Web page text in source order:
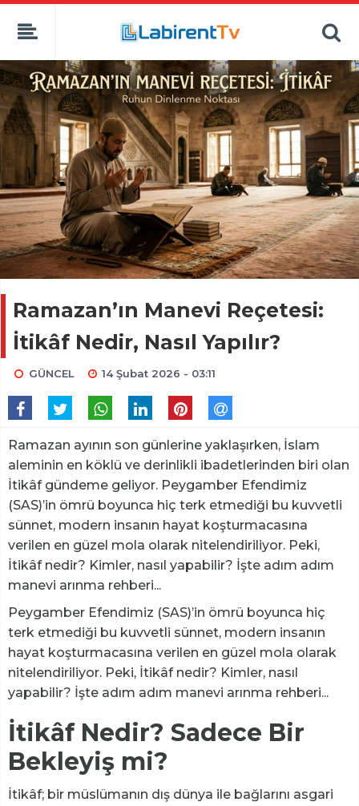
Ramazan’ın Manevi Reçetesi:
İtikâf Nedir, Nasıl Yapılır?
GÜNCEL 14 Şubat 2026 - 03:11
Ramazan ayının son günlerine yaklaşırken, İslam
aleminin en köklü ve derinlikli ibadetlerinden biri olan
İtikâf gündeme geliyor. Peygamber Efendimiz
(SAS)’in ömrü boyunca hiç terk etmediği bu kuvvetli
sünnet, modern insanın hayat koşturmacasına
verilen en güzel mola olarak nitelendiriliyor. Peki,
İtikâf nedir? Kimler, nasıl yapabilir? İşte adım adım
manevi arınma rehberi...
Peygamber Efendimiz (SAS)’in ömrü boyunca hiç
terk etmediği bu kuvvetli sünnet, modern insanın
hayat koşturmacasına verilen en güzel mola olarak
nitelendiriliyor. Peki, İtikâf nedir? Kimler, nasıl
yapabilir? İşte adım adım manevi arınma rehberi...
İtikâf Nedir? Sadece Bir
Bekleyiş mi?
İtikâf; bir müslümanın dış dünya ile bağlarını asgari